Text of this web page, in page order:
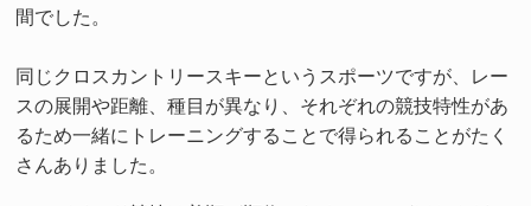
間でした。
同じクロスカントリースキーというスポーツですが、レー
スの展開や距離、種目が異なり、それぞれの競技特性があ
るため一緒にトレーニングすることで得られることがたく
さんありました。